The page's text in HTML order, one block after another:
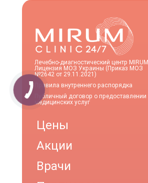
Лечебно-диагностический центр MIRUM
Лицензия МОЗ Украины (Приказ МОЗ
№2642 от 29.11.2021)
Правила внутреннего распорядка
Публичный договор о предоставлении
медицинских услуг
Цены
Акции
Врачи